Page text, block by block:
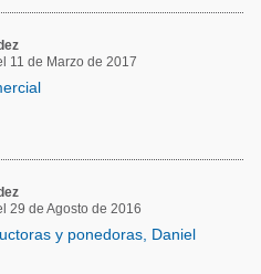
11 de Marzo de 2017
29 de Agosto de 2016
y ponedoras, Daniel